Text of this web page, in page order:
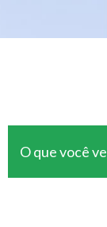
O que você